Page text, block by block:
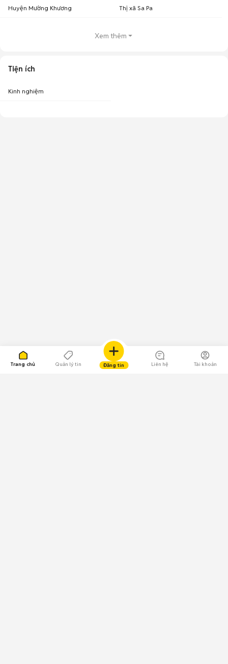
Trang chủ Quản lý tin Đăng tin Liên hệ Tài khoản
Huyện Mường Khương Thị xã Sa Pa
Xem thêm
Tiện ích
Kinh nghiệm